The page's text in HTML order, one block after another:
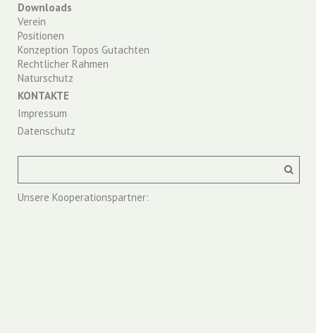
Downloads
Verein
Positionen
Konzeption Topos Gutachten
Rechtlicher Rahmen
Naturschutz
KONTAKTE
Impressum
Datenschutz
Unsere Kooperationspartner: